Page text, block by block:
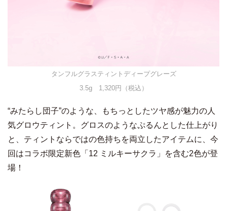
タンフルグラスティントディープグレーズ
3.5g 1,320円（税込）
“みたらし団子”のような、もちっとしたツヤ感が魅力の人
気グロウティント。グロスのようなぷるんとした仕上がり
と、ティントならではの色持ちを両立したアイテムに、今
回はコラボ限定新色「12 ミルキーサクラ」を含む2色が登
場！